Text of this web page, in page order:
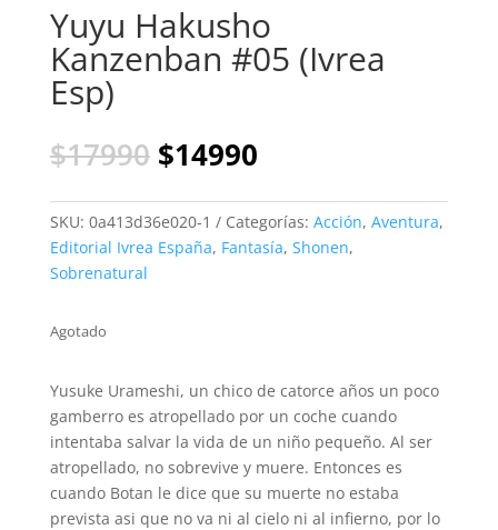
Yuyu Hakusho
Kanzenban #05 (Ivrea
Esp)
$17990 El
precio
original
era:
$17990.
$14990El
actual
es:
$14990.
SKU: 0a413d36e020-1 Categorías: Acción, Aventura,
Editorial Ivrea España, Fantasía, Shonen,
Sobrenatural
Agotado
Yusuke Urameshi, un chico de catorce años un poco
gamberro es atropellado por un coche cuando
intentaba salvar la vida de un niño pequeño. Al ser
atropellado, no sobrevive y muere. Entonces es
cuando Botan le dice que su muerte no estaba
prevista asi que no va ni al cielo ni al infierno, por lo